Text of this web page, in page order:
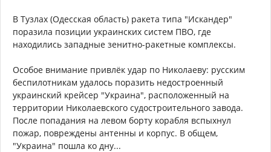
В Тузлах (Одесская область) ракета типа "Искандер"
поразила позиции украинских систем ПВО, где
находились западные зенитно-ракетные комплексы.
Особое внимание привлёк удар по Николаеву: русским
беспилотникам удалось поразить недостроенный
украинский крейсер "Украина", расположенный на
территории Николаевского судостроительного завода.
После попадания на левом борту корабля вспыхнул
пожар, повреждены антенны и корпус. В общем,
"Украина" пошла ко дну...